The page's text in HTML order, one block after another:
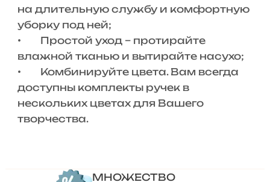
на длительную службу и комфортную
уборку под ней;
• Простой уход – протирайте
влажной тканью и вытирайте насухо;
• Комбинируйте цвета. Вам всегда
доступны комплекты ручек в
нескольких цветах для Вашего
творчества.
МНОЖЕСТВО